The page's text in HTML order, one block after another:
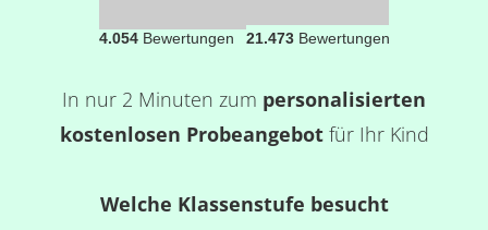
4.054Bewertungen 21.473Bewertungen
In nur 2 Minuten zum personalisierten
kostenlosen Probeangebotfür Ihr Kind
Welche Klassenstufe besucht